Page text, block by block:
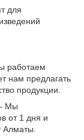
для
работаем
нам предлагать
продукции.
Мы
от 1 дня и
Алматы.